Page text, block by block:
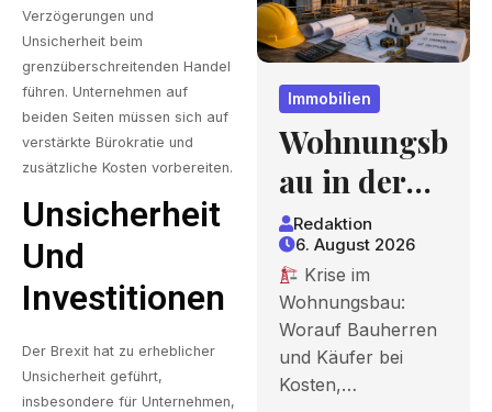
Verzögerungen und
Unsicherheit beim
grenzüberschreitenden Handel
führen. Unternehmen auf
beiden Seiten müssen sich auf
verstärkte Bürokratie und
zusätzliche Kosten vorbereiten.
Unsicherheit
Und
Investitionen
Der Brexit hat zu erheblicher
Unsicherheit geführt,
insbesondere für Unternehmen,
Immobilien
Wohnungsb
au in der
Krise:
Worauf
Bauherren
und Käufer
bei Kosten,
Redaktion
6. August 2026
Krise im
Wohnungsbau:
Worauf Bauherren
und Käufer bei
Kosten,…